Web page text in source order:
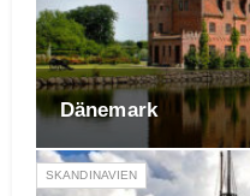
Dänemark
SKANDINAVIEN